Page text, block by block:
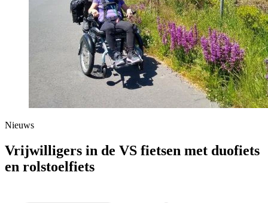
Nieuws
Vrijwilligers in de VS fietsen met duofiets
en rolstoelfiets